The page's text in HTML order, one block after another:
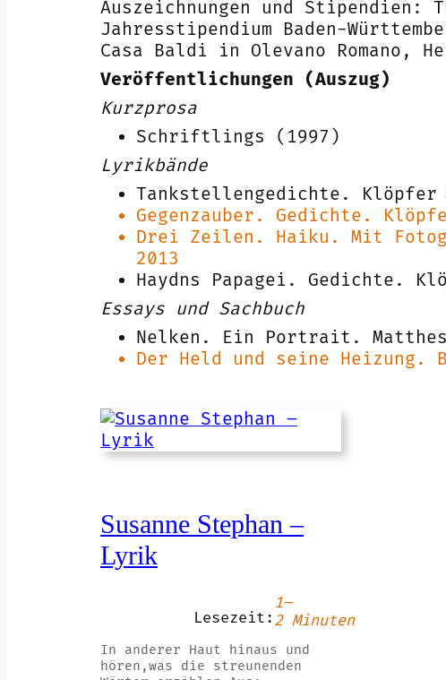
Auszeichnungen und
Jahresstipendium Baden-
Casa Baldi in Olevano Romano,
Veröffentlichungen (Auszug)
Kurzprosa
Schriftlings (1997)
Lyrikbände
Tankstellengedichte. Klöpfer
Gegenzauber. Gedichte.
Drei Zeilen. Haiku. Mit
2013
Haydns Papagei. Gedichte.
Essays und Sachbuch
Nelken. Ein Portrait.
Der Held und seine
Susanne Stephan –
Lyrik
Lesezeit:
1–
2 Minuten
In anderer Haut hinaus und
hören,was die streunenden